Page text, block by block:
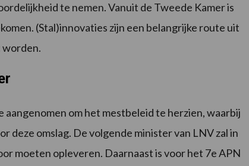
te nemen. Vanuit de Tweede Kamer is
(Stal)innovaties zijn een belangrijke route uit
worden.
om het mestbeleid te herzien, waarbij
deze omslag. De volgende minister van LNV zal in
moeten opleveren. Daarnaast is voor het 7e APN